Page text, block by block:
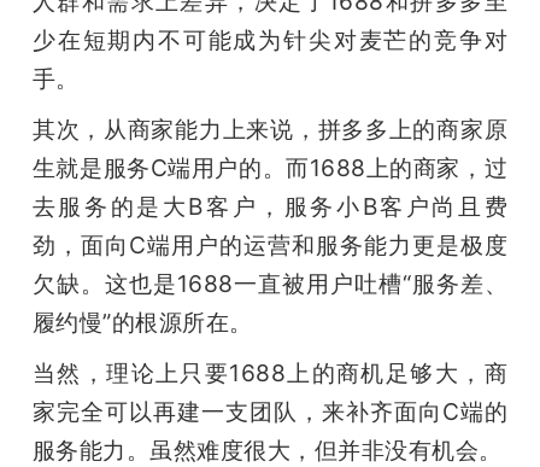
少在短期内不可能成为针尖对麦芒的竞争对
手。
其次，从商家能力上来说，拼多多上的商家原
生就是服务C端用户的。而1688上的商家，过
去服务的是大B客户，服务小B客户尚且费
劲，面向C端用户的运营和服务能力更是极度
欠缺。这也是1688一直被用户吐槽“服务差、
履约慢”的根源所在。
当然，理论上只要1688上的商机足够大，商
家完全可以再建一支团队，来补齐面向C端的
服务能力。虽然难度很大，但并非没有机会。